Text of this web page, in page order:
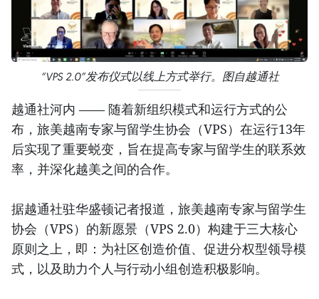
“VPS 2.0”发布仪式以线上方式举行。图自越通社
越通社河内 —— 随着新组织模式和运行方式的公
布，旅美越南专家与留学生协会（VPS）在运行13年
后实现了重要蜕变，旨在提高专家与留学生的联系效
率，并深化越美之间的合作。
据越通社驻华盛顿记者报道，旅美越南专家与留学生
协会（VPS）的新愿景（VPS 2.0）构建于三大核心
原则之上，即：为社区创造价值、促进分权型领导模
式，以及助力个人与行动小组创造积极影响。